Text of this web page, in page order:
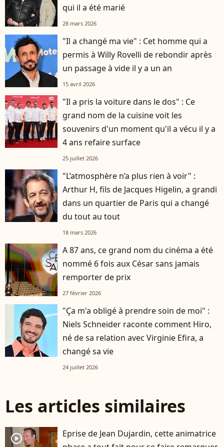
qui il a été marié
28 mars 2026
"Il a changé ma vie" : Cet homme qui a
permis à Willy Rovelli de rebondir après
un passage à vide il y a un an
15 avril 2026
"Il a pris la voiture dans le dos" : Ce
grand nom de la cuisine voit les
souvenirs d'un moment qu'il a vécu il y a
4 ans refaire surface
25 juillet 2026
"L’atmosphère n’a plus rien à voir" :
Arthur H, fils de Jacques Higelin, a grandi
dans un quartier de Paris qui a changé
du tout au tout
18 mars 2026
A 87 ans, ce grand nom du cinéma a été
nommé 6 fois aux César sans jamais
remporter de prix
27 février 2026
"Ça m'a obligé à prendre soin de moi" :
Niels Schneider raconte comment Hiro,
né de sa relation avec Virginie Efira, a
changé sa vie
24 juillet 2026
Les articles similaires
player2
Eprise de Jean Dujardin, cette animatrice